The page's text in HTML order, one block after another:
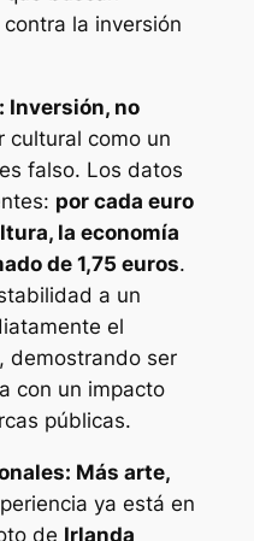
la inversión
Inversión, no
cultural como un
falso. Los datos
por cada euro
la economía
de 1,75 euros.
a un
el
demostrando ser
con un impacto
públicas.
Más arte,
ya está en
de Irlanda